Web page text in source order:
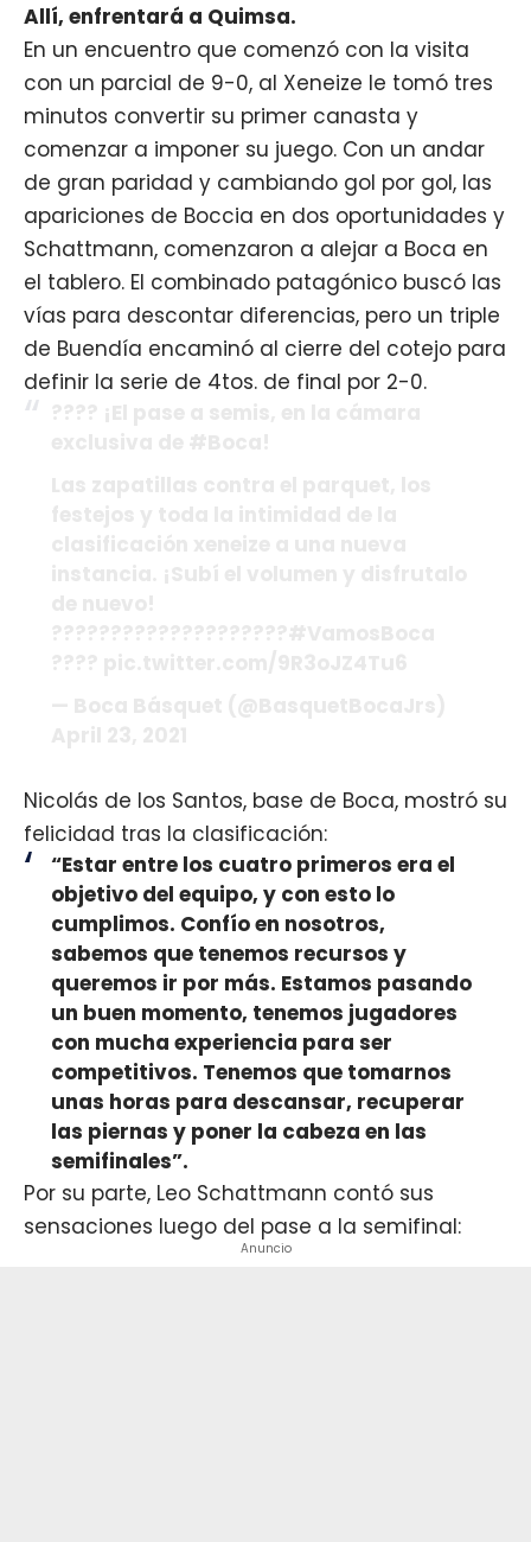
Allí, enfrentará a Quimsa.
En un encuentro que comenzó con la visita
con un parcial de 9-0, al Xeneize le tomó tres
minutos convertir su primer canasta y
comenzar a imponer su juego. Con un andar
de gran paridad y cambiando gol por gol, las
apariciones de Boccia en dos oportunidades y
Schattmann, comenzaron a alejar a Boca en
el tablero. El combinado patagónico buscó las
vías para descontar diferencias, pero un triple
de Buendía encaminó al cierre del cotejo para
definir la serie de 4tos. de final por 2-0.
Nicolás de los Santos, base de Boca, mostró su
felicidad tras la clasificación:
“Estar entre los cuatro primeros era el
objetivo del equipo, y con esto lo
cumplimos. Confío en nosotros,
sabemos que tenemos recursos y
queremos ir por más. Estamos pasando
un buen momento, tenemos jugadores
con mucha experiencia para ser
competitivos. Tenemos que tomarnos
unas horas para descansar, recuperar
las piernas y poner la cabeza en las
semifinales”.
Por su parte, Leo Schattmann contó sus
sensaciones luego del pase a la semifinal:
Anuncio